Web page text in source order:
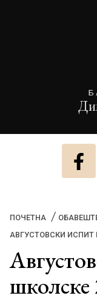
ПОЧЕТНА
АВГУСТОВСКИ ИСПИТ
школске